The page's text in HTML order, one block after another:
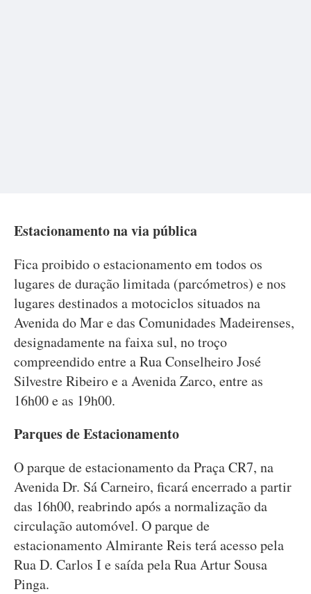
Estacionamento na via pública
Fica proibido o estacionamento em todos os
lugares de duração limitada (parcómetros) e nos
lugares destinados a motociclos situados na
Avenida do Mar e das Comunidades Madeirenses,
designadamente na faixa sul, no troço
compreendido entre a Rua Conselheiro José
Silvestre Ribeiro e a Avenida Zarco, entre as
16h00 e as 19h00.
Parques de Estacionamento
O parque de estacionamento da Praça CR7, na
Avenida Dr. Sá Carneiro, ficará encerrado a partir
das 16h00, reabrindo após a normalização da
circulação automóvel. O parque de
estacionamento Almirante Reis terá acesso pela
Rua D. Carlos I e saída pela Rua Artur Sousa
Pinga.